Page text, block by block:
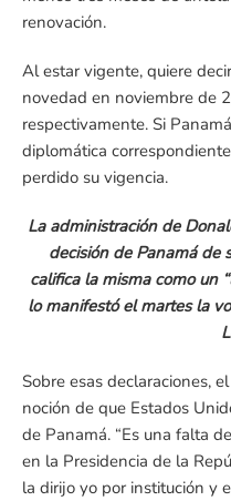
renovación.
Al estar vigente, quiere
novedad en noviembre de
respectivamente. Si
diplomática
perdido su vigencia.
La administración de
decisión de Panamá de
califica la misma como un
lo manifestó el martes la
Sobre esas declaraciones,
noción de que Estados
de Panamá. “Es una falta
en la Presidencia de la
la dirijo yo por institución y